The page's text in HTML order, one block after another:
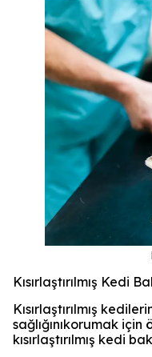
Kısırlaştırılmış Kedi
Kısırlaştırılmış
sağlığınıkorumak için
kısırlaştırılmış kedi